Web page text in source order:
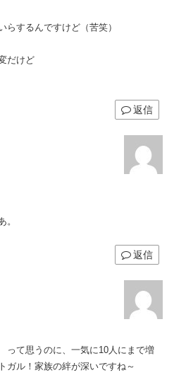
らするんですけど（苦笑）
だけど
返信
。
返信
て思うのに、一気に10人にまで増
ガル！家族の絆が深いですね～